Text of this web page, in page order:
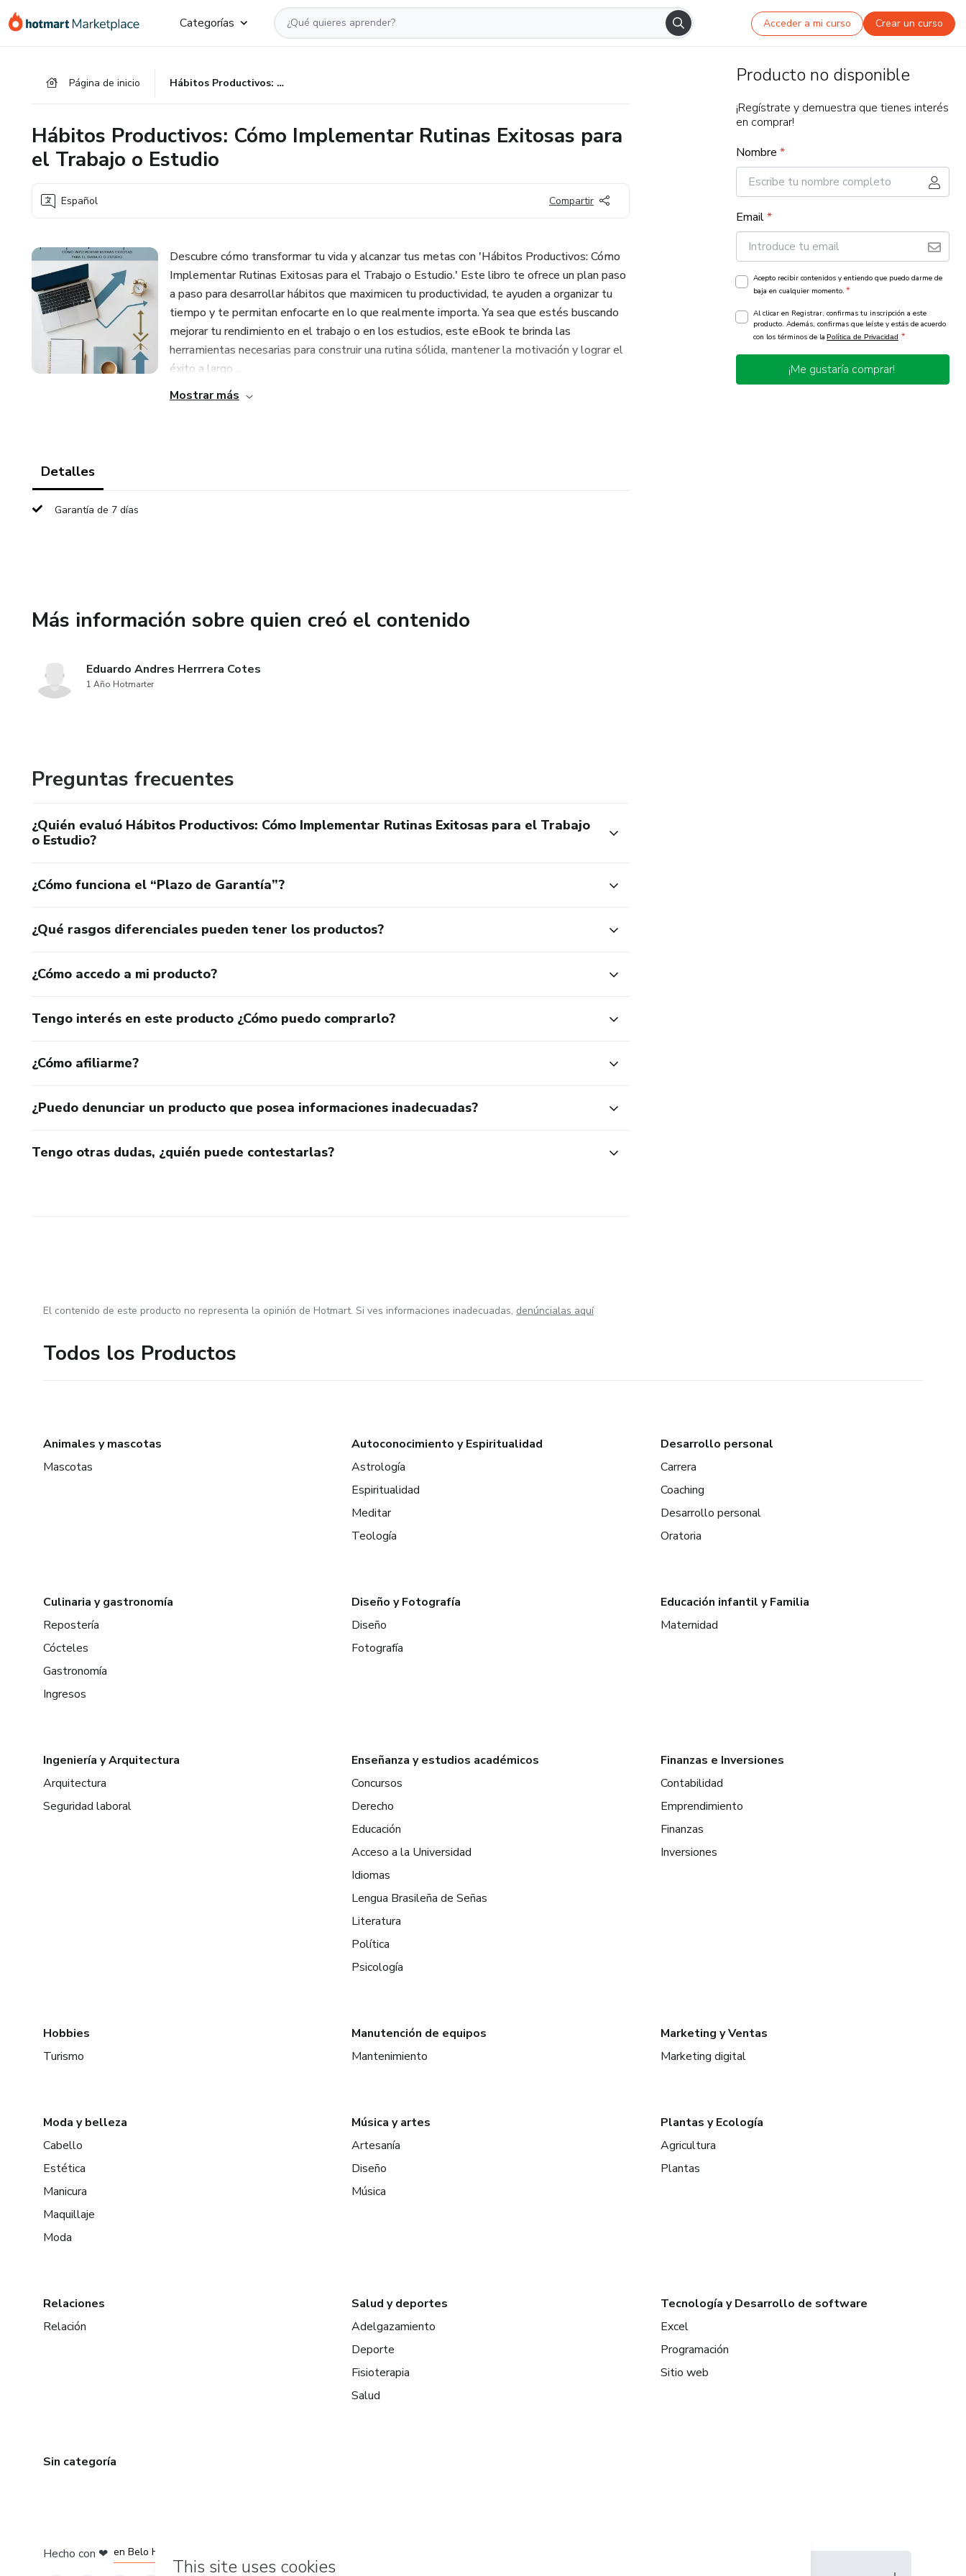
Categorías Acceder a mi curso Crear un curso
Página de inicio Hábitos Productivos: Cómo Implementar Rutinas Exitosas para el Trabajo o Estudio
Hábitos Productivos: Cómo Implementar Rutinas Exitosas para
el Trabajo o Estudio
Español Compartir
Descubre cómo transformar tu vida y alcanzar tus metas con 'Hábitos Productivos: Cómo
Implementar Rutinas Exitosas para el Trabajo o Estudio.' Este libro te ofrece un plan paso
a paso para desarrollar hábitos que maximicen tu productividad, te ayuden a organizar tu
tiempo y te permitan enfocarte en lo que realmente importa. Ya sea que estés buscando
mejorar tu rendimiento en el trabajo o en los estudios, este eBook te brinda las
herramientas necesarias para construir una rutina sólida, mantener la motivación y lograr el
éxito a largo ...
Mostrar más
Detalles
Garantía de 7 días
Más información sobre quien creó el contenido
Eduardo Andres Herrrera Cotes
1 Año Hotmarter
Preguntas frecuentes
¿Quién evaluó Hábitos Productivos: Cómo Implementar Rutinas Exitosas para el Trabajo
o Estudio?
¿Cómo funciona el “Plazo de Garantía”?
¿Qué rasgos diferenciales pueden tener los productos?
¿Cómo accedo a mi producto?
Tengo interés en este producto ¿Cómo puedo comprarlo?
¿Cómo afiliarme?
¿Puedo denunciar un producto que posea informaciones inadecuadas?
Tengo otras dudas, ¿quién puede contestarlas?
Producto no disponible
¡Regístrate y demuestra que tienes interés
en comprar!
Nombre *
Email*
Acepto recibir contenidos y entiendo que puedo darme de
baja en cualquier momento. *
Al clicar en Registrar, confirmas tu inscripción a este
producto. Además, confirmas que leíste y estás de acuerdo
con los términos de la Política de Privacidad *
¡Me gustaría comprar!
El contenido de este producto no representa la opinión de Hotmart. Si ves informaciones inadecuadas, denúncialas aquí
Todos los Productos
Animales y mascotas
Mascotas
Autoconocimiento y Espiritualidad
Astrología
Espiritualidad
Meditar
Teología
Desarrollo personal
Carrera
Coaching
Desarrollo personal
Oratoria
Culinaria y gastronomía
Repostería
Cócteles
Gastronomía
Ingresos
Diseño y Fotografía
Diseño
Fotografía
Educación infantil y Familia
Maternidad
Ingeniería y Arquitectura
Arquitectura
Seguridad laboral
Enseñanza y estudios académicos
Concursos
Derecho
Educación
Acceso a la Universidad
Idiomas
Lengua Brasileña de Señas
Literatura
Política
Psicología
Finanzas e Inversiones
Contabilidad
Emprendimiento
Finanzas
Inversiones
Hobbies
Turismo
Manutención de equipos
Mantenimiento
Marketing y Ventas
Marketing digital
Moda y belleza
Cabello
Estética
Manicura
Maquillaje
Moda
Música y artes
Artesanía
Diseño
Música
Plantas y Ecología
Agricultura
Plantas
Relaciones
Relación
Salud y deportes
Adelgazamiento
Deporte
Fisioterapia
Salud
Tecnología y Desarrollo de software
Excel
Programación
Sitio web
Sin categoría
Hecho con ❤ en Belo Horizonte